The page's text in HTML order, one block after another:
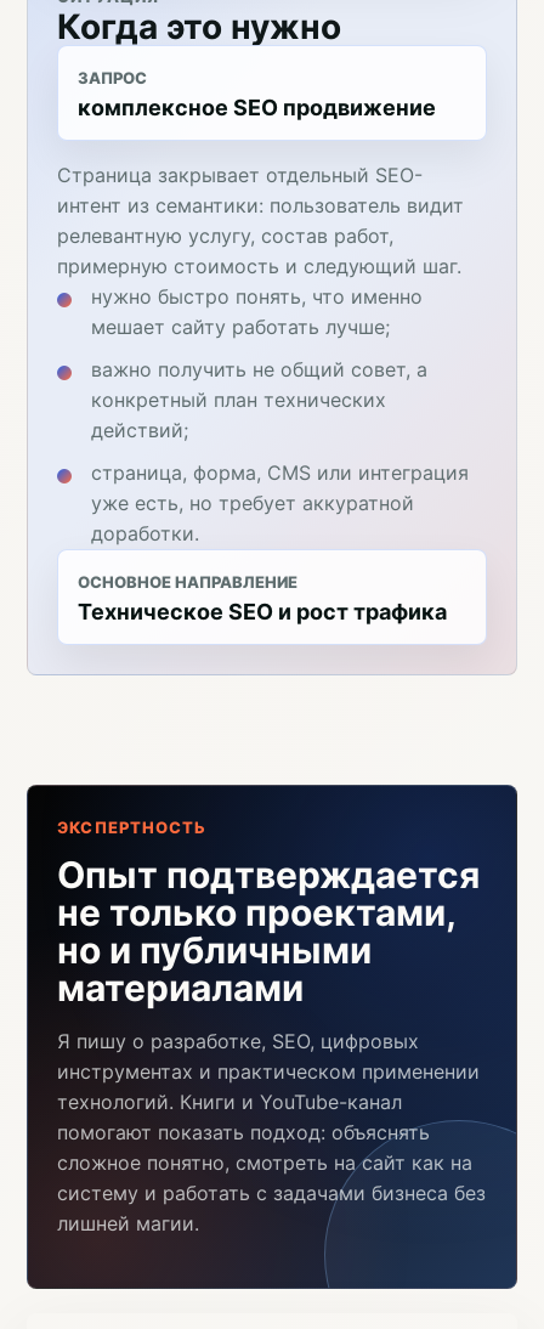
Когда это нужно
ЗАПРОС
комплексное SEO продвижение
Страница закрывает отдельный SEO-
интент из семантики: пользователь видит
релевантную услугу, состав работ,
примерную стоимость и следующий шаг.
нужно быстро понять, что именно
мешает сайту работать лучше;
важно получить не общий совет, а
конкретный план технических
действий;
страница, форма, CMS или интеграция
уже есть, но требует аккуратной
доработки.
ОСНОВНОЕ НАПРАВЛЕНИЕ
Техническое SEO и рост трафика
ЭКСПЕРТНОСТЬ
Опыт подтверждается
не только проектами,
но и публичными
материалами
Я пишу о разработке, SEO, цифровых
инструментах и практическом применении
технологий. Книги и YouTube-канал
помогают показать подход: объяснять
сложное понятно, смотреть на сайт как на
систему и работать с задачами бизнеса без
лишней магии.